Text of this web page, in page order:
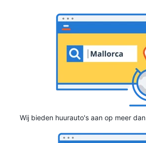
Wij bieden huurauto's aan op meer dan